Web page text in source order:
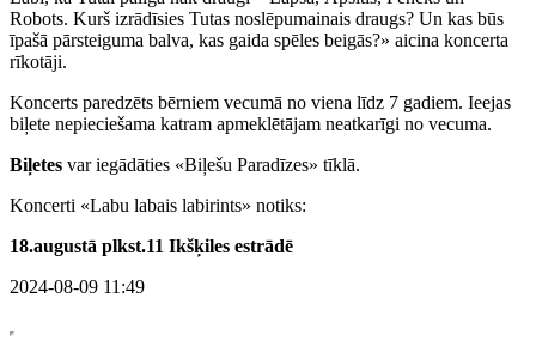
Robots. Kurš izrādīsies Tutas noslēpumainais draugs? Un kas būs
īpašā pārsteiguma balva, kas gaida spēles beigās?» aicina koncerta
rīkotāji.
Koncerts paredzēts bērniem vecumā no viena līdz 7 gadiem. Ieejas
biļete nepieciešama katram apmeklētājam neatkarīgi no vecuma.
Biļetes var iegādāties «Biļešu Paradīzes» tīklā.
Koncerti «Labu labais labirints» notiks:
18.augustā plkst.11 Ikšķiles estrādē
2024-08-09 11:49